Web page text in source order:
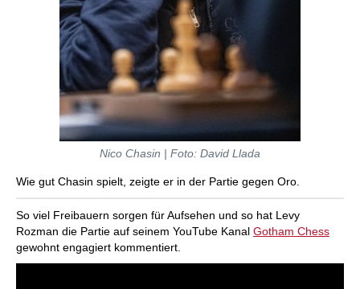
Nico Chasin | Foto: David Llada
Wie gut Chasin spielt, zeigte er in der Partie gegen Oro.
So viel Freibauern sorgen für Aufsehen und so hat Levy
Rozman die Partie auf seinem YouTube Kanal Gotham Chess
gewohnt engagiert kommentiert.